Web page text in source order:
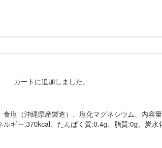
カートに追加しました。
塩（沖縄県産製造）、塩化マグネシウム、内
ギー:370kcal、たんぱく質:0.4g、脂質:0g、炭